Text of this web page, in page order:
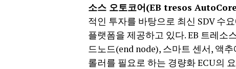
소스 오토코어(EB tresos
적인 투자를 바탕으로 최신 SDV 수
플랫폼을 제공하고 있다. EB 트레소
드노드(end node), 스마트 센서, 액
롤러를 필요로 하는 경량화 ECU의